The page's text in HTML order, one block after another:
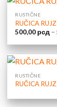
RUSTIČNE
RUČICA
500,00 рсд –
RUSTIČNE
RUČICA